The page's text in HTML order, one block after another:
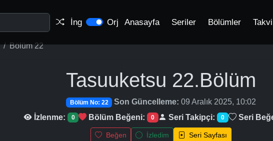
İng Orj Anasayfa Seriler Bölümler
Bölüm 22
Tasuuketsu 22.Bölüm
Bölüm No: 22 Son Güncelleme: 09 Aralık 2025, 10:02
İzlenme:
0 Bölüm Beğeni: 0 Seri Takipçi: 0 Seri
Beğen İzledim Seri Sayfası